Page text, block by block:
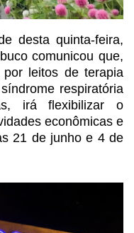
desta quinta-feira,
comunicou que,
leitos de terapia
respiratória
irá flexibilizar o
econômicas e
21 de junho e 4de